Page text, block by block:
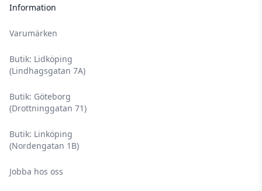
Information
Varumärken
Butik: Lidköping
(Lindhagsgatan 7A)
Butik: Göteborg
(Drottninggatan 71)
Butik: Linköping
(Nordengatan 1B)
Jobba hos oss